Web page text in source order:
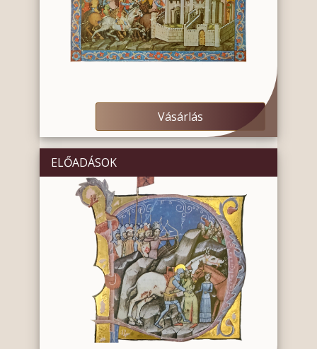
Vásárlás
ELŐADÁSOK